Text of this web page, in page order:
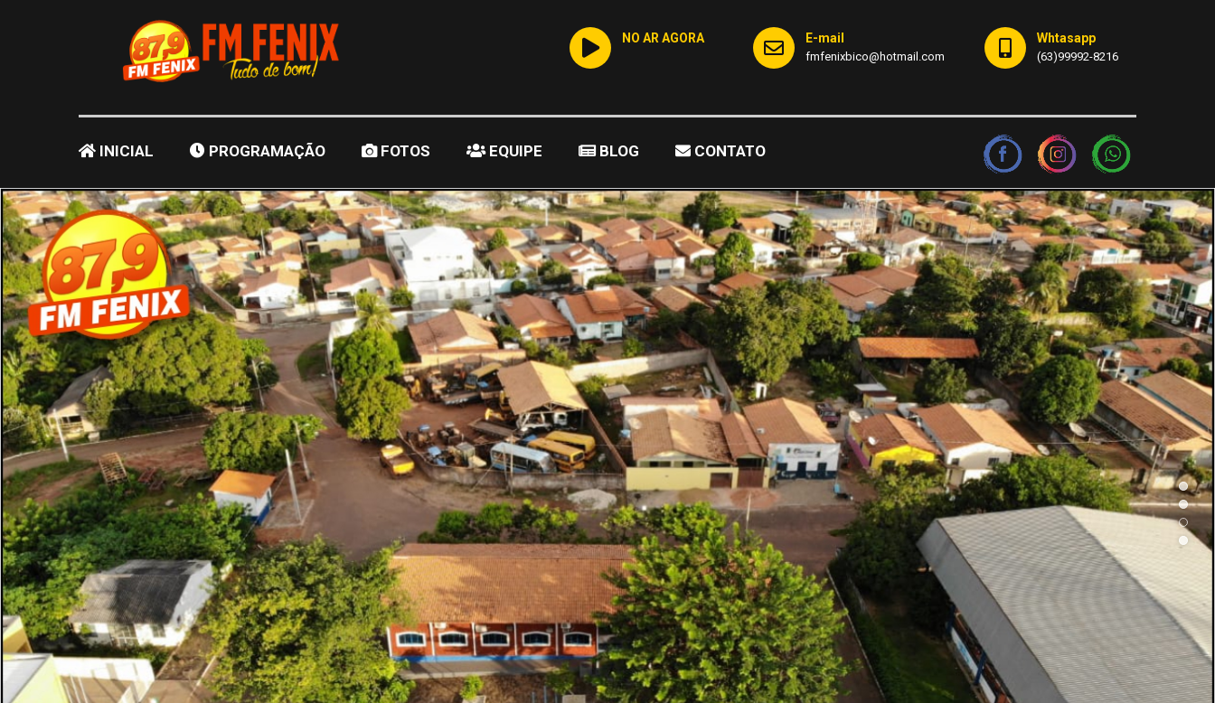
NO AR AGORA E-mail
fmfenixbico@hotmail.com
Whtasapp
(63)99992-8216
INICIAL PROGRAMAÇÃO FOTOS EQUIPE BLOG CONTATO